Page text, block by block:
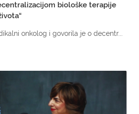
biološke terapije
onkolog i govorila je o decentr...